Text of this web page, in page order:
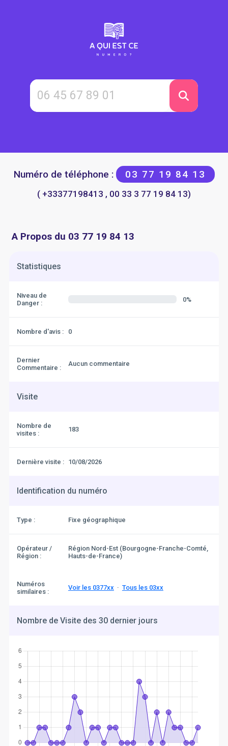
Numéro de téléphone : 03 77 19 84 13
( +33377198413 , 00 33 3 77 19 84 13)
A Propos du 03 77 19 84 13
Statistiques
Niveau de
Danger :
0%
Nombre d'avis : 0
Dernier
Commentaire :
Aucun commentaire
Visite
Nombre de
visites :
183
Dernière visite : 10/08/2026
Identification du numéro
Type : Fixe géographique
Opérateur /
Région :
Région Nord-Est (Bourgogne-Franche-Comté,
Hauts-de-France)
Numéros
similaires :
Voir les 0377xx· Tous les 03xx
Nombre de Visite des 30 dernier jours